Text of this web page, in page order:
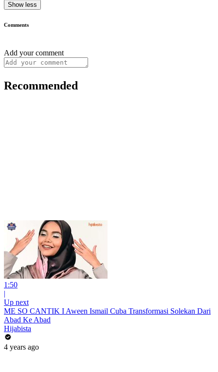
Show less
Comments
Add your comment
Recommended
1:50
|
Up next
ME SO CANTIK I Aween Ismail Cuba Transformasi Solekan Dari
Abad Ke Abad
Hijabista
4 years ago